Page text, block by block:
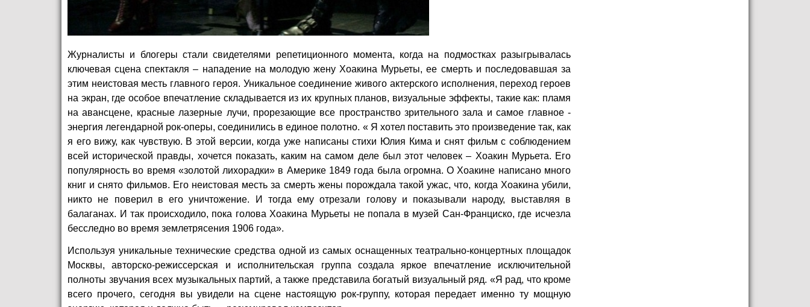
Журналисты и блогеры стали свидетелями репетиционного момента, когда на подмостках разыгрывалась
ключевая сцена спектакля – нападение на молодую жену Хоакина Мурьеты, ее смерть и последовавшая за
этим неистовая месть главного героя. Уникальное соединение живого актерского исполнения, переход героев
на экран, где особое впечатление складывается из их крупных планов, визуальные эффекты, такие как: пламя
на авансцене, красные лазерные лучи, прорезающие все пространство зрительного зала и самое главное -
энергия легендарной рок-оперы, соединились в единое полотно. « Я хотел поставить это произведение так, как
я его вижу, как чувствую. В этой версии, когда уже написаны стихи Юлия Кима и снят фильм с соблюдением
всей исторической правды, хочется показать, каким на самом деле был этот человек – Хоакин Мурьета. Его
популярность во время «золотой лихорадки» в Америке 1849 года была огромна. О Хоакине написано много
книг и снято фильмов. Его неистовая месть за смерть жены порождала такой ужас, что, когда Хоакина убили,
никто не поверил в его уничтожение. И тогда ему отрезали голову и показывали народу, выставляя в
балаганах. И так происходило, пока голова Хоакина Мурьеты не попала в музей Сан-Франциско, где исчезла
бесследно во время землетрясения 1906 года».
Используя уникальные технические средства одной из самых оснащенных театрально-концертных площадок
Москвы, авторско-режиссерская и исполнительская группа создала яркое впечатление исключительной
полноты звучания всех музыкальных партий, а также представила богатый визуальный ряд. «Я рад, что кроме
всего прочего, сегодня вы увидели на сцене настоящую рок-группу, которая передает именно ту мощную